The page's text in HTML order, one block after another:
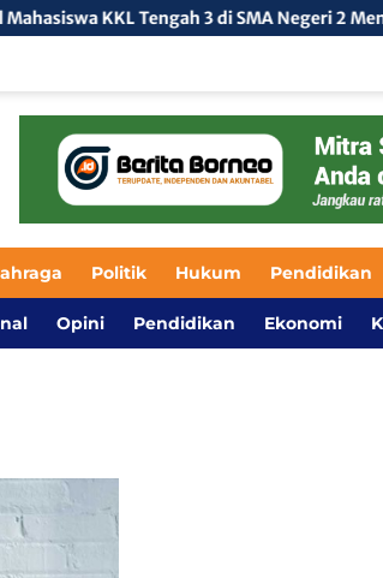
Tengah 3 di SMA Negeri 2 Mempawah Hilir
Politik Hukum Pendidikan
Opini Pendidikan Ekonomi